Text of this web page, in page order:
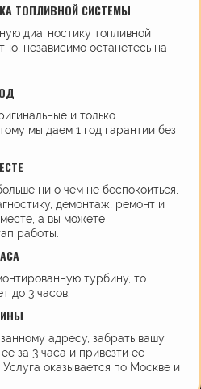
ТОПЛИВНОЙ СИСТЕМЫ
диагностику топливной
независимо останетесь на
и только
мы даем 1 год гарантии без
ни о чем не беспокоиться,
демонтаж, ремонт и
а вы можете
работы.
турбину, то
до 3 часов.
адресу, забрать вашу
за 3 часа и привезти ее
оказывается по Москве и